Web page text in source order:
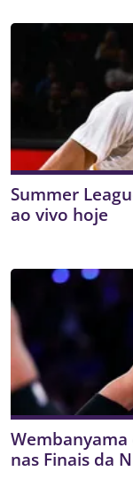
Summer
ao vivo hoje
nas Finais da